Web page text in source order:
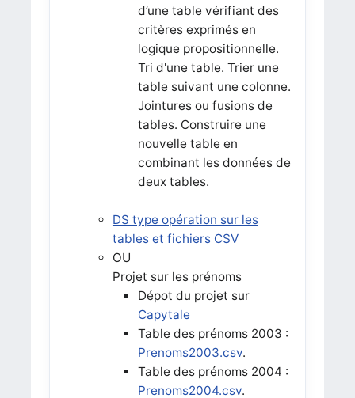
d’une table vérifiant des
critères exprimés en
logique propositionnelle.
Tri d'une table. Trier une
table suivant une colonne.
Jointures ou fusions de
tables. Construire une
nouvelle table en
combinant les données de
deux tables.
DS type opération sur les
tables et fichiers CSV
OU
Projet sur les prénoms
Dépot du projet sur
Capytale
Table des prénoms 2003 :
Prenoms2003.csv.
Table des prénoms 2004 :
Prenoms2004.csv.